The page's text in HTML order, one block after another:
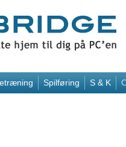
Spilføring S & K